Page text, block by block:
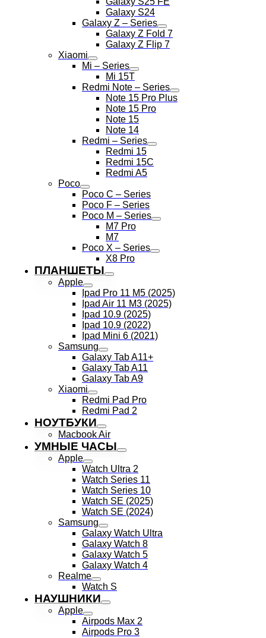
Galaxy S24
Galaxy Z – Series
Galaxy Z Fold 7
Galaxy Z Flip 7
Xiaomi
Mi – Series
Mi 15T
Redmi Note – Series
Note 15 Pro Plus
Note 15 Pro
Note 15
Note 14
Redmi – Series
Redmi 15
Redmi 15C
Redmi A5
Poco
Poco C – Series
Poco F – Series
Poco M – Series
M7 Pro
M7
Poco X – Series
X8 Pro
ПЛАНШЕТЫ
Apple
Ipad Pro 11 M5 (2025)
Ipad Air 11 M3 (2025)
Ipad 10.9 (2025)
Ipad 10.9 (2022)
Ipad Mini 6 (2021)
Samsung
Galaxy Tab A11+
Galaxy Tab A11
Galaxy Tab A9
Xiaomi
Redmi Pad Pro
Redmi Pad 2
НОУТБУКИ
Macbook Air
УМНЫЕ ЧАСЫ
Apple
Watch Ultra 2
Watch Series 11
Watch Series 10
Watch SE (2025)
Watch SE (2024)
Samsung
Galaxy Watch Ultra
Galaxy Watch 8
Galaxy Watch 5
Galaxy Watch 4
Realme
Watch S
НАУШНИКИ
Apple
Airpods Max 2
Airpods Pro 3